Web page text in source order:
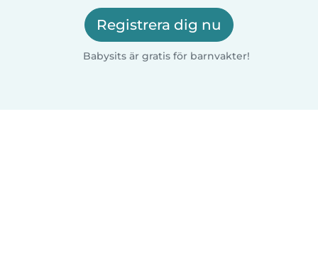
Registrera dig nu
Babysits är gratis för barnvakter!